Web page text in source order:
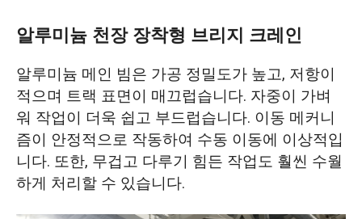
알루미늄 천장 장착형 브리지 크레인
알루미늄 메인 빔은 가공 정밀도가 높고, 저항이
적으며 트랙 표면이 매끄럽습니다. 자중이 가벼
워 작업이 더욱 쉽고 부드럽습니다. 이동 메커니
즘이 안정적으로 작동하여 수동 이동에 이상적입
니다. 또한, 무겁고 다루기 힘든 작업도 훨씬 수월
하게 처리할 수 있습니다.